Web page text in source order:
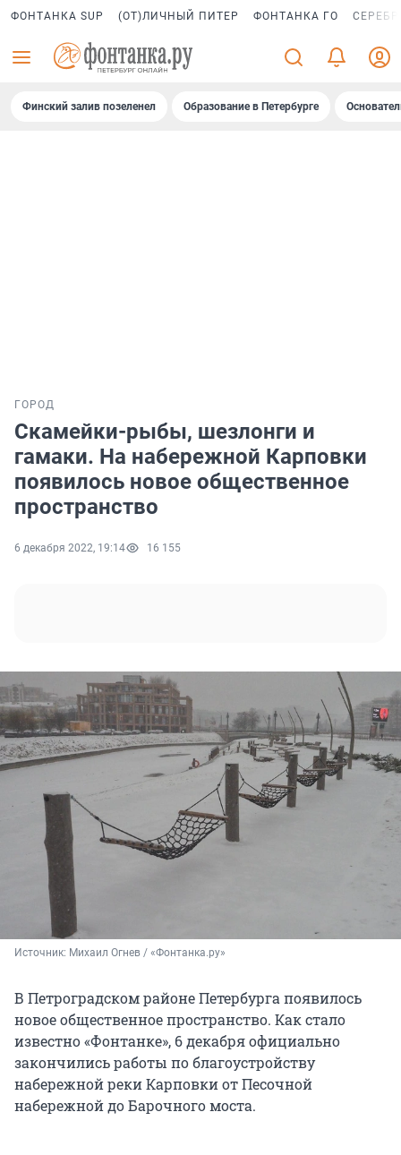
ФОНТАНКА SUP (ОТ)ЛИЧНЫЙ ПИТЕР ФОНТАНКА ГО
Финский залив позеленел Образование в Петербурге
ГОРОД
Скамейки-рыбы, шезлонги и
гамаки. На набережной Карповки
появилось новое общественное
пространство
6 декабря 2022, 19:14 16 155
Источник: Михаил Огнев / «Фонтанка.ру»
В Петроградском районе Петербурга появилось
новое общественное пространство. Как стало
известно «Фонтанке», 6 декабря официально
закончились работы по благоустройству
набережной реки Карповки от Песочной
набережной до Барочного моста.